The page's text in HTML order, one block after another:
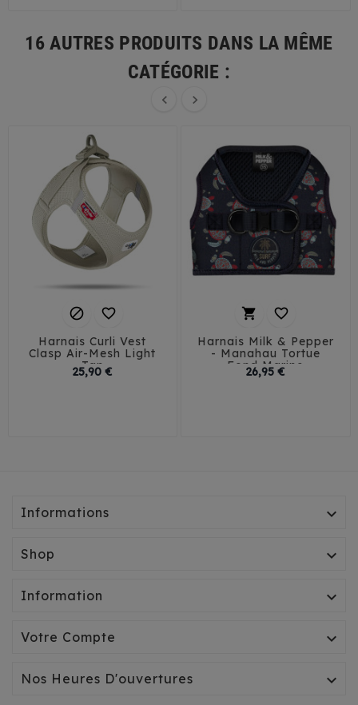
16 AUTRES PRODUITS DANS LA MÊME
CATÉGORIE :
 
 
Harnais Curli Vest
Clasp Air-Mesh Light
Tan
25,90 €
 
Harnais Milk & Pepper
- Manahau Tortue
Fond Marine
26,95 €
Informations 
Shop 
Information 
Votre Compte 
Nos Heures D'ouvertures 